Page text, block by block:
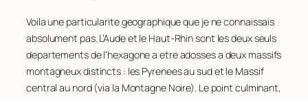
Voila une particularite geographique que je ne connaissais
absolument pas. L’Aude et le Haut-Rhin sont les deux seuls
departements de l’hexagone a etre adosses a deux massifs
montagneux distincts : les Pyrenees au sud et le Massif
central au nord (via la Montagne Noire). Le point culminant,